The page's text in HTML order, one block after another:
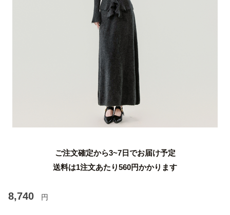
ご注文確定から3~7日でお届け予定
送料は1注文あたり560円かかります
8,740 円